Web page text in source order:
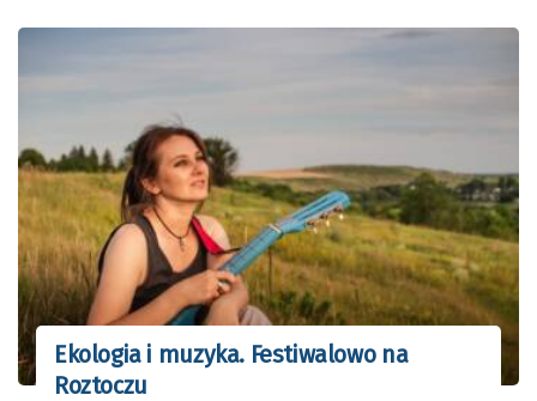
Ekologia i muzyka. Festiwalowo na
Roztoczu